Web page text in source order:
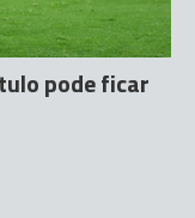
pode ficar